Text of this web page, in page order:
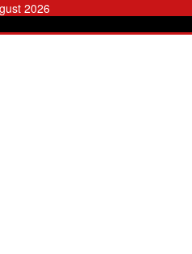
2026